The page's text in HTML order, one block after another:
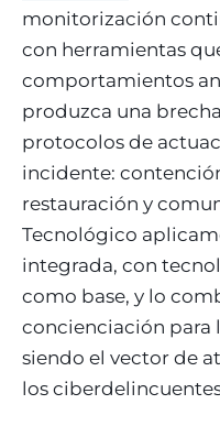
monitorización
con herramientas
comportamientos
produzca una
protocolos de
incidente:
restauración y
Tecnológico
integrada, con
como base, y lo
concienciación para
siendo el vector de
los